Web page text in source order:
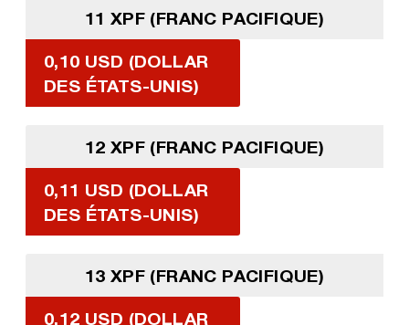
11 XPF (FRANC PACIFIQUE)
0,10 USD (DOLLAR
DES ÉTATS-UNIS)
12 XPF (FRANC PACIFIQUE)
0,11 USD (DOLLAR
DES ÉTATS-UNIS)
13 XPF (FRANC PACIFIQUE)
0,12 USD (DOLLAR